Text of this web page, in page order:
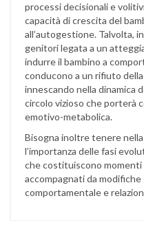
processi decisionali e
capacità di crescita del
all’autogestione. Talvolta,
genitori legata a un
indurre il bambino a
conducono a un rifiuto
innescando nella dinamica
circolo vizioso che porterà
emotivo-metabolica.
Bisogna inoltre tenere
l’importanza delle fasi
che costituiscono
accompagnati da
comportamentale e